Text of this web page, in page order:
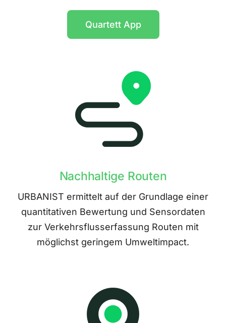
Quartett App
Nachhaltige Routen
URBANIST ermittelt auf der Grundlage einer
quantitativen Bewertung und Sensordaten
zur Verkehrsflusserfassung Routen mit
möglichst geringem Umweltimpact.